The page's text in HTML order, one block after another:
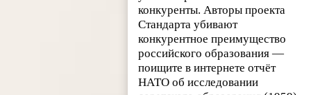
конкуренты. Авторы проекта
Стандарта убивают
конкурентное преимущество
российского образования —
поищите в интернете отчёт
НАТО об исследовании